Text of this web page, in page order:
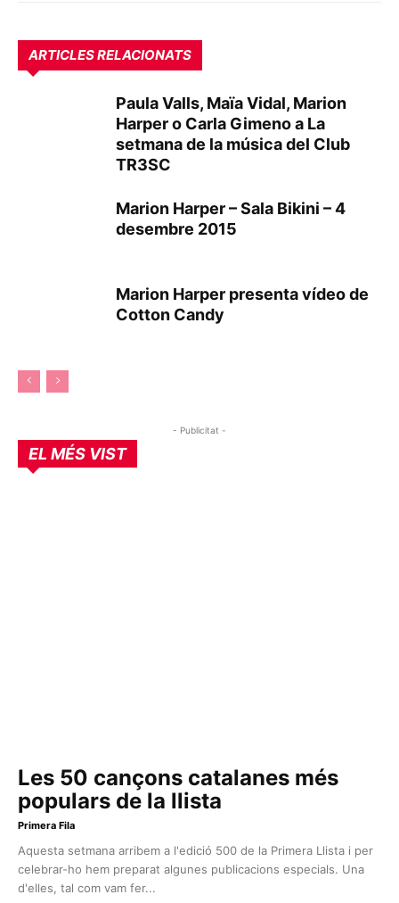
ARTICLES RELACIONATS
Paula Valls, Maïa Vidal, Marion
Harper o Carla Gimeno a La
setmana de la música del Club
TR3SC
Marion Harper – Sala Bikini – 4
desembre 2015
Marion Harper presenta vídeo de
Cotton Candy
- Publicitat -
EL MÉS VIST
Les 50 cançons catalanes més
populars de la llista
Primera Fila
Aquesta setmana arribem a l'edició 500 de la Primera Llista i per
celebrar-ho hem preparat algunes publicacions especials. Una
d'elles, tal com vam fer...